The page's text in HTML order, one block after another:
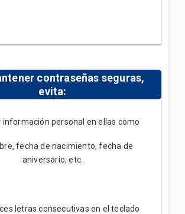
contraseñas seguras,
evita:
personal en ellas como
fecha de nacimiento, fecha de
aniversario, etc.
letras consecutivas en el teclado